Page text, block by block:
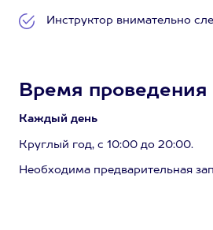
Инструктор внимательно
Время проведения
Каждый день
Круглый год, с 10:00 до 20:00.
Необходима предварительная